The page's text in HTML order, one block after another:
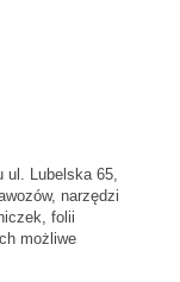
ul. Lubelska 65,
narzędzi
folii
możliwe